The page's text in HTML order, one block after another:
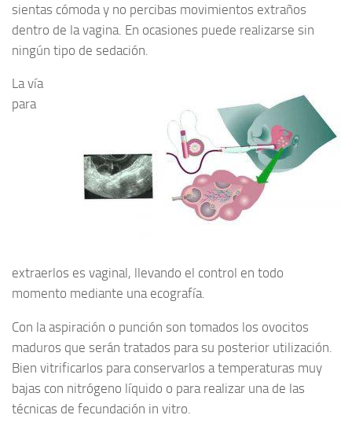
sientas cómoda y no percibas movimientos extraños
dentro de la vagina. En ocasiones puede realizarse sin
ningún tipo de sedación.
La vía
para
extraerlos es vaginal, llevando el control en todo
momento mediante una ecografía.
Con la aspiración o punción son tomados los ovocitos
maduros que serán tratados para su posterior utilización.
Bien vitrificarlos para conservarlos a temperaturas muy
bajas con nitrógeno líquido o para realizar una de las
técnicas de fecundación in vitro.